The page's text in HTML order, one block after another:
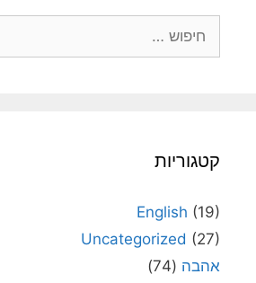
קטגוריות
English (19)
Uncategorized (27)
אהבה (74)